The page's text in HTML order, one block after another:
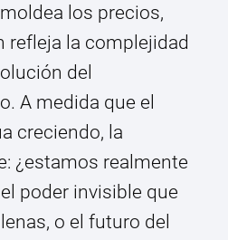
los precios,
refleja la complejidad
del
A medida que el
creciendo, la
¿estamos realmente
poder invisible que
o el futuro del